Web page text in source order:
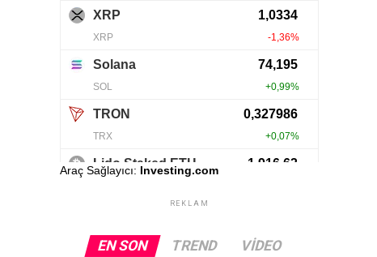
Araç Sağlayıcı: Investing.com
REKLAM
EN SON TREND VIDEO